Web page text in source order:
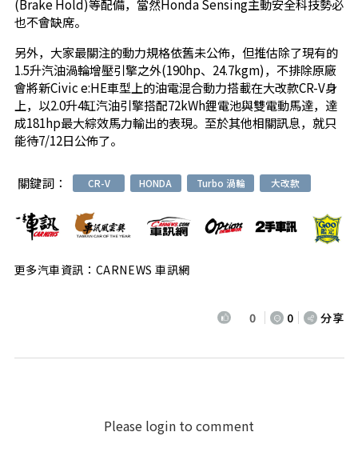
(Brake Hold)等配備，當然Honda Sensing主動安全科技勢必
也不會缺席。
另外，大家最關注的動力規格依舊未公佈，但推估除了現有的
1.5升汽油渦輪增壓引擎之外(190hp、24.7kgm)，不排除原廠
會將新Civic e:HE車型上的油電混合動力搭載在大改款CR-V身
上，以2.0升4缸汽油引擎搭配72kWh鋰電池與雙電動馬達，達
成181hp最大綜效馬力輸出的表現。至於其他相關訊息，就只
能待7/12日公佈了。
關鍵詞： CR-V HONDA Turbo 渦輪 大改款
更多汽車資訊：CARNEWS 車訊網
0 0 分享
Please login to comment